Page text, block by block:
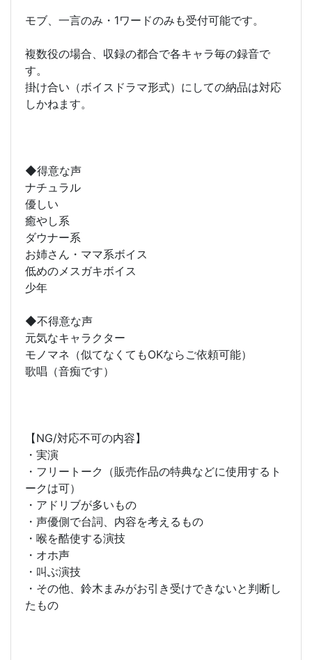
モブ、一言のみ・1ワードのみも受付可能です。
複数役の場合、収録の都合で各キャラ毎の録音で
す。
掛け合い（ボイスドラマ形式）にしての納品は対応
しかねます。
◆得意な声
ナチュラル
優しい
癒やし系
ダウナー系
お姉さん・ママ系ボイス
低めのメスガキボイス
少年
◆不得意な声
元気なキャラクター
モノマネ（似てなくてもOKならご依頼可能）
歌唱（音痴です）
【NG/対応不可の内容】
・実演
・フリートーク（販売作品の特典などに使用するト
ークは可）
・アドリブが多いもの
・声優側で台詞、内容を考えるもの
・喉を酷使する演技
・オホ声
・叫ぶ演技
・その他、鈴木まみがお引き受けできないと判断し
たもの